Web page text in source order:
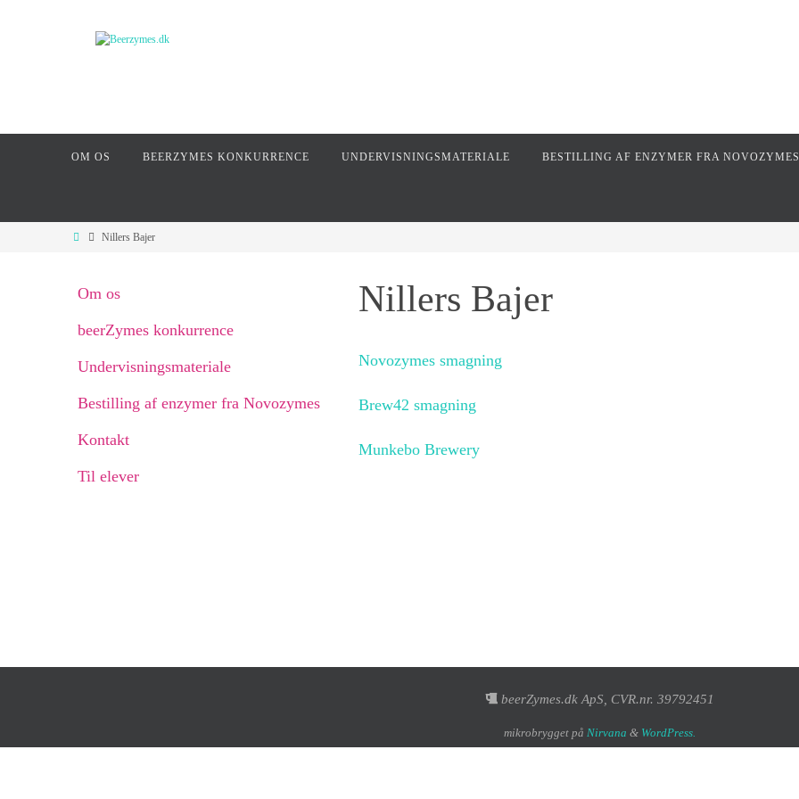
OM OS BEERZYMES KONKURRENCE UNDERVISNINGSMATERIALE BESTILLING AF ENZYMER FRA NOVOZYMES
Nillers Bajer
Nillers Bajer
Novozymes smagning
Brew42 smagning
Munkebo Brewery
Om os
beerZymes konkurrence
Undervisningsmateriale
Bestilling af enzymer fra Novozymes
Kontakt
Til elever
beerZymes.dk ApS, CVR.nr. 39792451
mikrobrygget på Nirvana & WordPress.